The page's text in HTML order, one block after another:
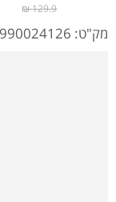
129.9 ₪
מק"ט: 990024126